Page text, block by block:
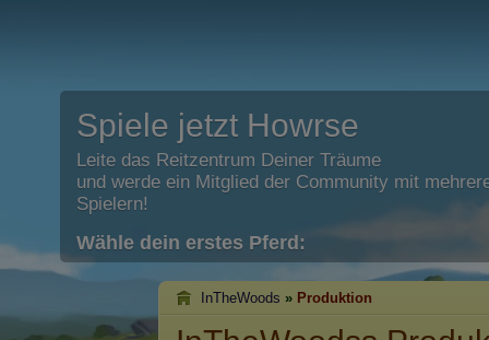
Spiele jetzt Howrse
Leite das Reitzentrum Deiner Träume
und werde ein Mitglied der Community mit
Spielern!
Wähle dein erstes Pferd:
InTheWoods » Produktion